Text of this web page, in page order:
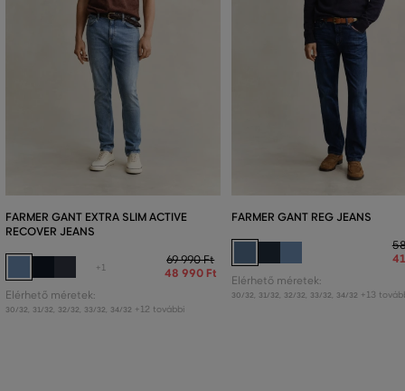
FARMER GANT EXTRA SLIM ACTIVE
RECOVER JEANS
+1
69 990 Ft
48 990 Ft
Elérhető méretek:
30/32 31/32 32/32 33/32 34/32 +12 további
FARMER GANT REG JEANS
Elérhető méretek:
30/32 31/32 32/32 33/32 34/32 +13